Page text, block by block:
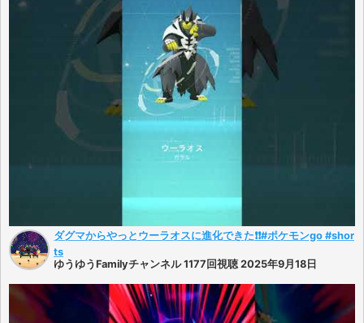
ダグマからやっとウーラオスに進化できた❗❗#ポケモンgo #shor
ts
ゆうゆうFamilyチャンネル 1177回視聴 2025年9月18日